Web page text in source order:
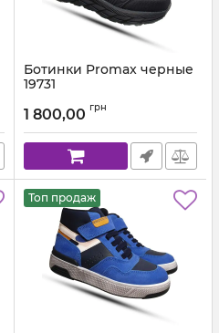
Ботинки Promax черные
19731
1 800,00 грн
Топ продаж